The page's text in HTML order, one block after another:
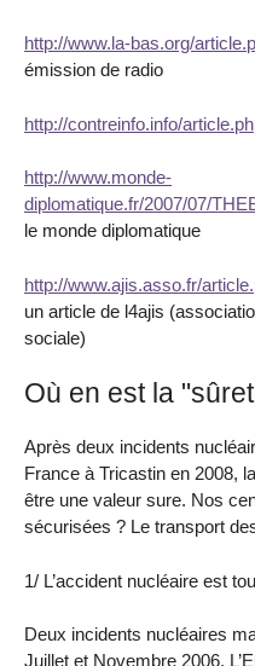
http://www.la-bas.org/
émission de radio
http://contreinfo.info/
http://www.monde-
diplomatique.fr/2007/07/
le monde diplomatique
http://www.ajis.asso.fr/
un article de l4ajis
sociale)
Où en est la
Après deux incidents
France à Tricastin en 2008,
être une valeur sure. Nos
sécurisées ? Le transport
1/ L’accident nucléaire est
Deux incidents nucléaires
Juillet et Novembre 2006.